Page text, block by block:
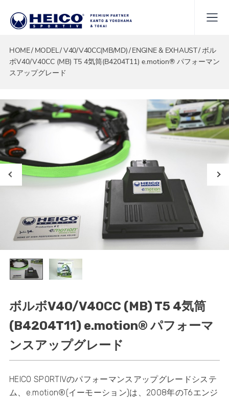
HOME MODEL V40/V40CC(MB/MD) ENGINE & EXHAUST ボル
ボV40/V40CC (MB) T5 4気筒(B4204T11) e.motion® パフォーマン
スアップグレード
ボルボV40/V40CC (MB) T5 4気筒
(B4204T11) e.motion® パフォーマ
ンスアップグレード
HEICO SPORTIVのパフォーマンスアップグレードシステ
ム、e.motion®(イーモーション)は、2008年のT6エンジ